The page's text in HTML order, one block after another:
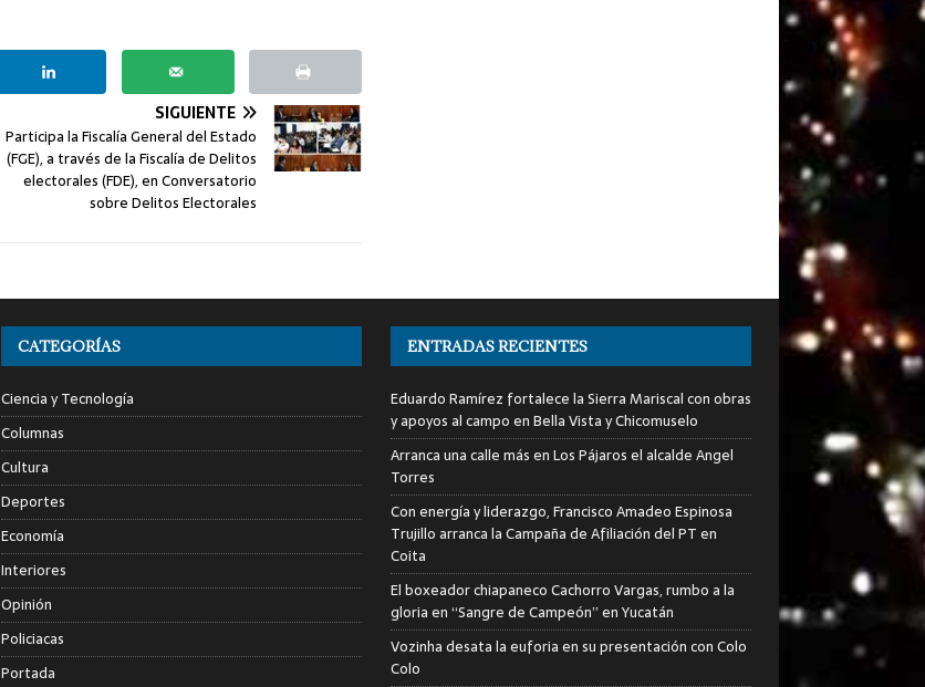
SIGUIENTE
Participa la Fiscalía General del Estado
(FGE), a través de la Fiscalía de Delitos
electorales (FDE), en Conversatorio
sobre Delitos Electorales
CATEGORÍAS
Ciencia y Tecnología
Columnas
Cultura
Deportes
Economía
Interiores
Opinión
Policiacas
Portada
ENTRADAS RECIENTES
Eduardo Ramírez fortalece la Sierra Mariscal con obras
y apoyos al campo en Bella Vista y Chicomuselo
Arranca una calle más en Los Pájaros el alcalde Angel
Torres
Con energía y liderazgo, Francisco Amadeo Espinosa
Trujillo arranca la Campaña de Afiliación del PT en
Coita
El boxeador chiapaneco Cachorro Vargas, rumbo a la
gloria en “Sangre de Campeón” en Yucatán
Vozinha desata la euforia en su presentación con Colo
Colo